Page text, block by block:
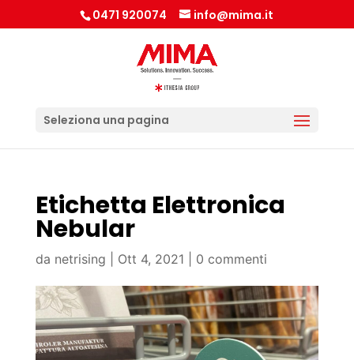
0471 920074 info@mima.it
Seleziona una pagina
Etichetta Elettronica
Nebular
da netrising Ott 4, 2021 0 commenti